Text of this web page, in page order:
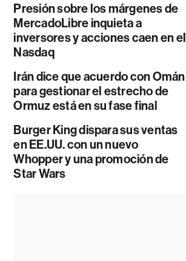
Presión sobre los márgenes de
MercadoLibre inquieta a
inversores y acciones caen en el
Nasdaq
Irán dice que acuerdo con Omán
para gestionar el estrecho de
Ormuz está en su fase final
Burger King dispara sus ventas
en EE.UU. con un nuevo
Whopper y una promoción de
Star Wars